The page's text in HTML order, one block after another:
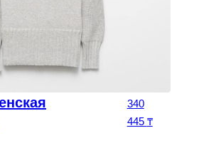
340
445 ₸